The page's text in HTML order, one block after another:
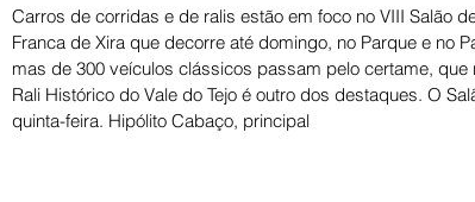
Carros de corridas e de ralis estão em foco no VIII Salão
Franca de Xira que decorre até domingo, no Parque e no
mas de 300 veículos clássicos passam pelo certame,
Rali Histórico do Vale do Tejo é outro dos destaques. O
quinta-feira. Hipólito Cabaço, principal